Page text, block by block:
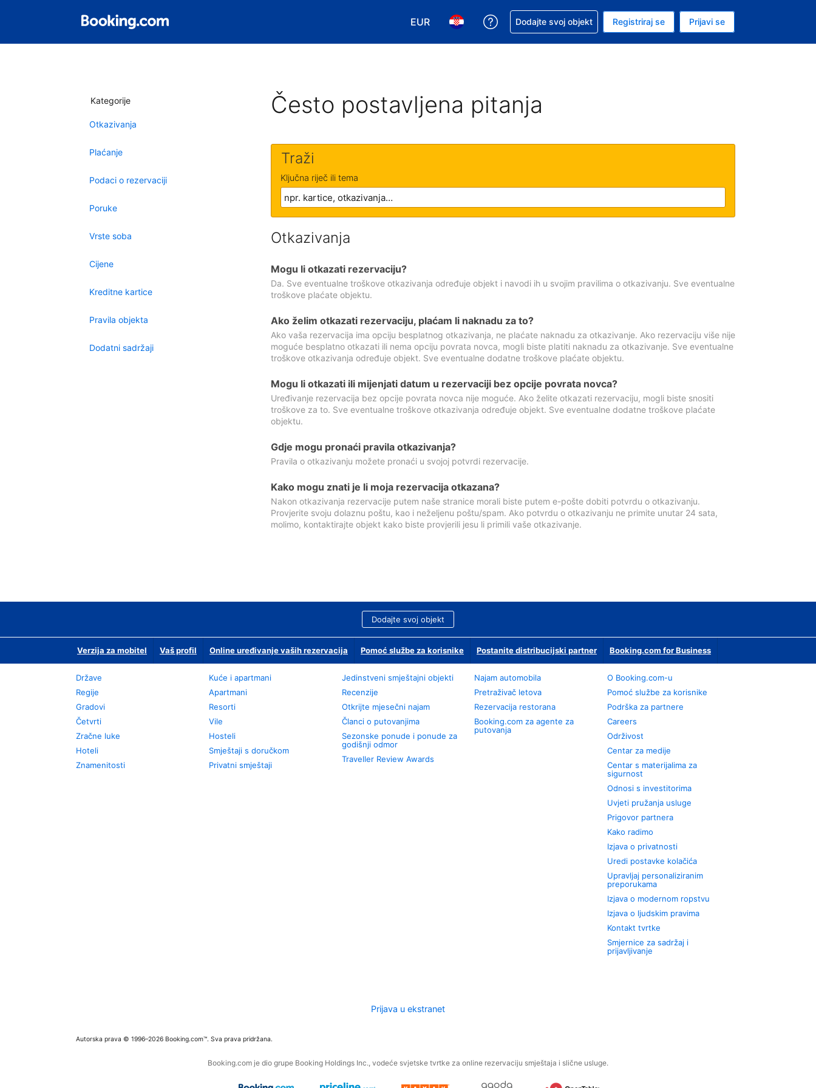
EUR
Odaberite valutu. Vaša je trenutačna valuta EUR
Odaberite svoj jezik. Vaš je trenutačni jezik Hrvatskom
Zatražite pomoć sa svojom rezervacijom
Dodajte svoj objekt Registriraj se Prijavi se
Kategorije
Otkazivanja
Plaćanje
Podaci o rezervaciji
Poruke
Vrste soba
Cijene
Kreditne kartice
Pravila objekta
Dodatni sadržaji
Često postavljena pitanja
Traži
Ključna riječ ili tema
Otkazivanja
Mogu li otkazati rezervaciju?
Da. Sve eventualne troškove otkazivanja određuje objekt i navodi ih u svojim pravilima o otkazivanju. Sve eventualne
troškove plaćate objektu.
Ako želim otkazati rezervaciju, plaćam li naknadu za to?
Ako vaša rezervacija ima opciju besplatnog otkazivanja, ne plaćate naknadu za otkazivanje. Ako rezervaciju više nije
moguće besplatno otkazati ili nema opciju povrata novca, mogli biste platiti naknadu za otkazivanje. Sve eventualne
troškove otkazivanja određuje objekt. Sve eventualne dodatne troškove plaćate objektu.
Mogu li otkazati ili mijenjati datum u rezervaciji bez opcije povrata novca?
Uređivanje rezervacija bez opcije povrata novca nije moguće. Ako želite otkazati rezervaciju, mogli biste snositi
troškove za to. Sve eventualne troškove otkazivanja određuje objekt. Sve eventualne dodatne troškove plaćate
objektu.
Gdje mogu pronaći pravila otkazivanja?
Pravila o otkazivanju možete pronaći u svojoj potvrdi rezervacije.
Kako mogu znati je li moja rezervacija otkazana?
Nakon otkazivanja rezervacije putem naše stranice morali biste putem e-pošte dobiti potvrdu o otkazivanju.
Provjerite svoju dolaznu poštu, kao i neželjenu poštu/spam. Ako potvrdu o otkazivanju ne primite unutar 24 sata,
molimo, kontaktirajte objekt kako biste provjerili jesu li primili vaše otkazivanje.
Dodajte svoj objekt
Verzija za mobitel Vaš profil Online uređivanje vaših rezervacija Pomoć službe za korisnike Postanite distribucijski partner Booking.com for Business
Države
Regije
Gradovi
Četvrti
Zračne luke
Hoteli
Znamenitosti
Kuće i apartmani
Apartmani
Resorti
Vile
Hosteli
Smještaji s doručkom
Privatni smještaji
Jedinstveni smještajni objekti
Recenzije
Otkrijte mjesečni najam
Članci o putovanjima
Sezonske ponude i ponude za
godišnji odmor
Traveller Review Awards
Najam automobila
Pretraživač letova
Rezervacija restorana
Booking.com za agente za
putovanja
O Booking.com-u
Pomoć službe za korisnike
Podrška za partnere
Careers
Održivost
Centar za medije
Centar s materijalima za
sigurnost
Odnosi s investitorima
Uvjeti pružanja usluge
Prigovor partnera
Kako radimo
Izjava o privatnosti
Uredi postavke kolačića
Upravljaj personaliziranim
preporukama
Izjava o modernom ropstvu
Izjava o ljudskim pravima
Kontakt tvrtke
Smjernice za sadržaj i
prijavljivanje
Prijava u ekstranet
Autorska prava © 1996–2026 Booking.com™. Sva prava pridržana.
Booking.com je dio grupe Booking Holdings Inc., vodeće svjetske tvrtke za online rezervaciju smještaja i slične usluge.